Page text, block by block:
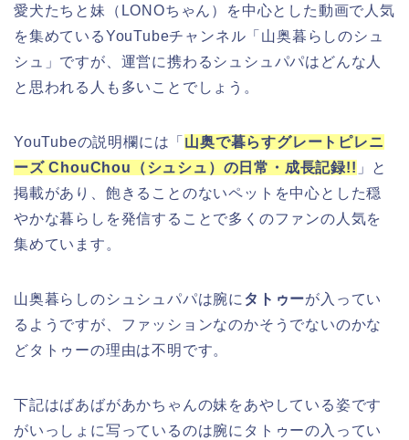
愛犬たちと妹（LONOちゃん）を中心とした動画で人気
を集めているYouTubeチャンネル「山奥暮らしのシュ
シュ」ですが、運営に携わるシュシュパパはどんな人
と思われる人も多いことでしょう。
YouTubeの説明欄には「 山奥で暮らすグレートピレニ
ーズ ChouChou（シュシュ）の日常・成長記録!! 」と
掲載があり、飽きることのないペットを中心とした穏
やかな暮らしを発信することで多くのファンの人気を
集めています。
山奥暮らしのシュシュパパは腕に タトゥーが入ってい
るようですが、ファッションなのかそうでないのかな
どタトゥーの理由は不明です。
下記はばあばがあかちゃんの妹をあやしている姿です
がいっしょに写っているのは腕にタトゥーの入ってい